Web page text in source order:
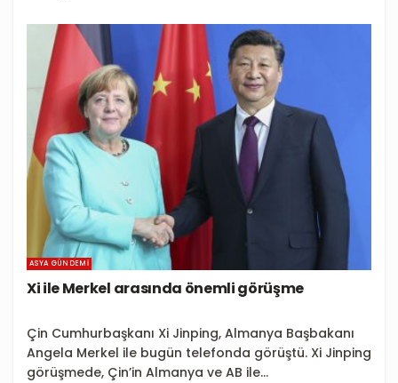
ASYA GÜNDEMI
Xi ile Merkel arasında önemli görüşme
Çin Cumhurbaşkanı Xi Jinping, Almanya Başbakanı
Angela Merkel ile bugün telefonda görüştü. Xi Jinping
görüşmede, Çin’in Almanya ve AB ile...